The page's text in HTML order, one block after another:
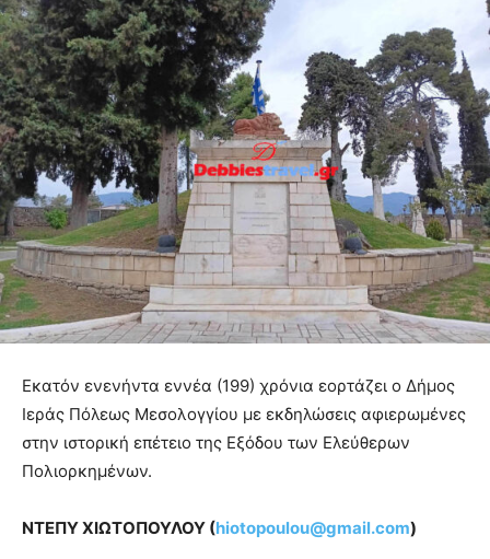
Εκατόν ενενήντα εννέα (199) χρόνια εορτάζει ο Δήμος
Ιεράς Πόλεως Μεσολογγίου με εκδηλώσεις αφιερωμένες
στην ιστορική επέτειο της Εξόδου των Ελεύθερων
Πολιορκημένων.
ΝΤΕΠΥ ΧΙΩΤΟΠΟΥΛΟΥ (hiotopoulou@gmail.com)